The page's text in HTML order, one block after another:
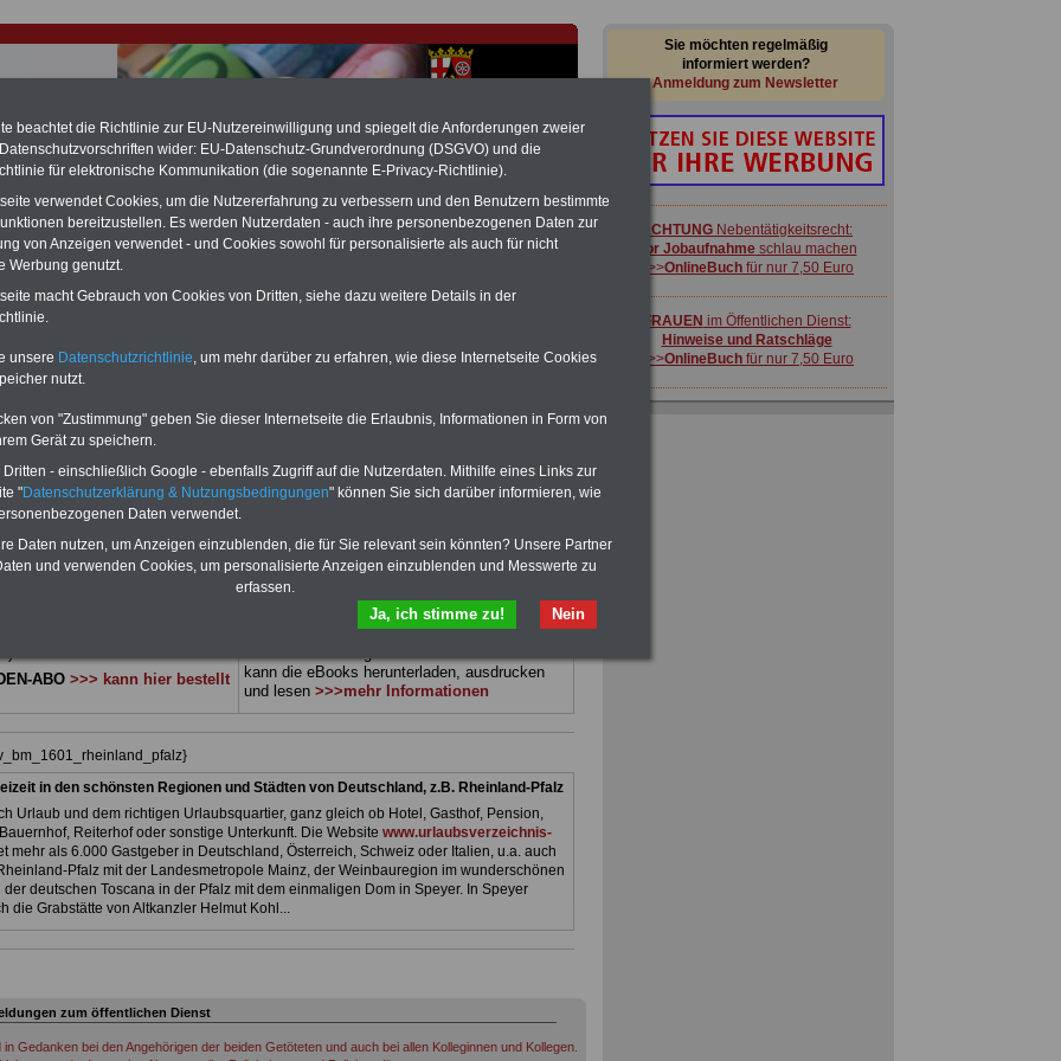
für Beamte & Ruhestandsbeamte (zu geringe Alimentation)
hat die Landesbesoldung von Berlin für die Jahre 2008 bis
erklärt (Berlin muss bisMärz 2027 eine Neuregelung der
die zun hohen Nachzahlungen führen wird). Auch beim Bund
wird es hohe Nachzahlungen geben (Medienberichten
alle (!) Beamte zwischen mind. 3.000 und 13.000 Euro
,rechnen. Der INFO-
hierzu eine Broschüre heraus, die unmittelbar nach dem Beschluss des
der Bundesregierung vorgelegt wird (wahrscheinlich im Quartal.2026
Beamte und den öffentlichen Dienst in Rheinland-Pfalz: Gute
mit 3 Ratgebern für nur
für Beamtinnen
sowie Beihilferecht in Bund und
drei Ratgeber sind übersichtlich
ABO >>> kann hier bestellt
PDF-SERVICE: 10 Bücher bzw. eBooks zu
wichtigen Themen für Beamte und dem Öff.
können Sie zehn Bücher als eBook
herunterladen, auch für Beschäftigte imLand
Rheinland-Pfalz geeignet: die Bücher
behandeln Beamtenrecht, Besoldung, Beihilfe,
Beamtenversorgung, Rund ums Geld,
Nebentätigkeitsrecht, Frauen im öffentl. Dienst.
kann die eBooks herunterladen, ausdrucken
und lesen >>>mehr Informationen
in den schönsten Regionen und Städten von Deutschland, z.B. Rheinland-Pfalz
Urlaub und dem richtigen Urlaubsquartier, ganz gleich ob Hotel, Gasthof, Pension,
Reiterhof oder sonstige Unterkunft. Die Website www.urlaubsverzeichnis-
mehr als 6.000 Gastgeber in Deutschland, Österreich, Schweiz oder Italien, u.a. auch
Pfalz mit der Landesmetropole Mainz, der Weinbauregion im wunderschönen
der deutschen Toscana in der Pfalz mit dem einmaligen Dom in Speyer. In Speyer
die Grabstätte von Altkanzler Helmut Kohl...
zum öffentlichen Dienst
in Gedanken bei den Angehörigen der beiden Getöteten und auch bei allen Kolleginnen und Kollegen.
Sie möchten regelmäßig
informiert werden?
Anmeldung zum Newsletter
ACHTUNG Nebentätigkeitsrecht:
vor Jobaufnahmeschlau machen
>>>OnlineBuch für nur 7,50 Euro
FRAUEN im Öffentlichen Dienst:
Hinweise und Ratschläge
>>>OnlineBuch für nur 7,50 Euro
beachtet die Richtlinie zur EU-Nutzereinwilligung und spiegelt die Anforderungen zweier
wider: EU-Datenschutz-Grundverordnung (DSGVO) und die
für elektronische Kommunikation (die sogenannte E-Privacy-Richtlinie).
verwendet Cookies, um die Nutzererfahrung zu verbessern und den Benutzern bestimmte
bereitzustellen. Es werden Nutzerdaten - auch ihre personenbezogenen Daten zur
von Anzeigen verwendet - und Cookies sowohl für personalisierte als auch für nicht
Werbung genutzt.
macht Gebrauch von Cookies von Dritten, siehe dazu weitere Details in der
unsere Datenschutzrichtlinie , um mehr darüber zu erfahren, wie diese Internetseite Cookies
nutzt.
von "Zustimmung" geben Sie dieser Internetseite die Erlaubnis, Informationen in Form von
Gerät zu speichern.
- einschließlich Google - ebenfalls Zugriff auf die Nutzerdaten. Mithilfe eines Links zur
"Datenschutzerklärung & Nutzungsbedingungen" können Sie sich darüber informieren, wie
Daten verwendet.
Daten nutzen, um Anzeigen einzublenden, die für Sie relevant sein könnten? Unsere Partner
und verwenden Cookies, um personalisierte Anzeigen einzublenden und Messwerte zu
erfassen.
Nein
Ja, ich stimme zu!